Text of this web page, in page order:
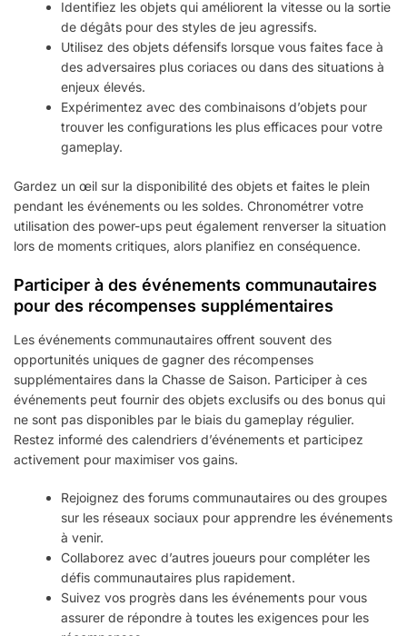
Identifiez les objets qui améliorent la vitesse ou la sortie
de dégâts pour des styles de jeu agressifs.
Utilisez des objets défensifs lorsque vous faites face à
des adversaires plus coriaces ou dans des situations à
enjeux élevés.
Expérimentez avec des combinaisons d’objets pour
trouver les configurations les plus efficaces pour votre
gameplay.
Gardez un œil sur la disponibilité des objets et faites le plein
pendant les événements ou les soldes. Chronométrer votre
utilisation des power-ups peut également renverser la situation
lors de moments critiques, alors planifiez en conséquence.
Participer à des événements communautaires
pour des récompenses supplémentaires
Les événements communautaires offrent souvent des
opportunités uniques de gagner des récompenses
supplémentaires dans la Chasse de Saison. Participer à ces
événements peut fournir des objets exclusifs ou des bonus qui
ne sont pas disponibles par le biais du gameplay régulier.
Restez informé des calendriers d’événements et participez
activement pour maximiser vos gains.
Rejoignez des forums communautaires ou des groupes
sur les réseaux sociaux pour apprendre les événements
à venir.
Collaborez avec d’autres joueurs pour compléter les
défis communautaires plus rapidement.
Suivez vos progrès dans les événements pour vous
assurer de répondre à toutes les exigences pour les